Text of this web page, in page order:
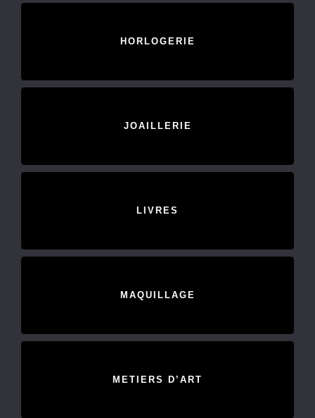
HORLOGERIE
JOAILLERIE
LIVRES
MAQUILLAGE
METIERS D’ART